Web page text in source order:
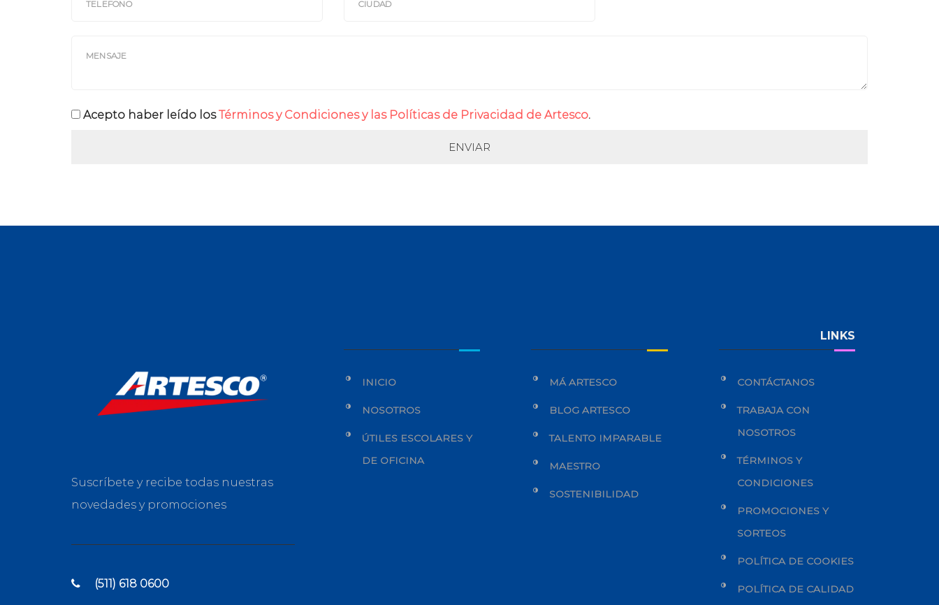
Acepto haber leído losTérminos y Condiciones y las Políticas de Privacidad de Artesco.
ENVIAR
Suscríbete y recibe todas nuestras
novedades y promociones
(511) 618 0600
INICIO
NOSOTROS
ÚTILES ESCOLARES Y
DE OFICINA
MÁ ARTESCO
BLOG ARTESCO
TALENTO IMPARABLE
MAESTRO
SOSTENIBILIDAD
LINKS
CONTÁCTANOS
TRABAJA CON
NOSOTROS
TÉRMINOS Y
CONDICIONES
PROMOCIONES Y
SORTEOS
POLÍTICA DE COOKIES
POLÍTICA DE CALIDAD